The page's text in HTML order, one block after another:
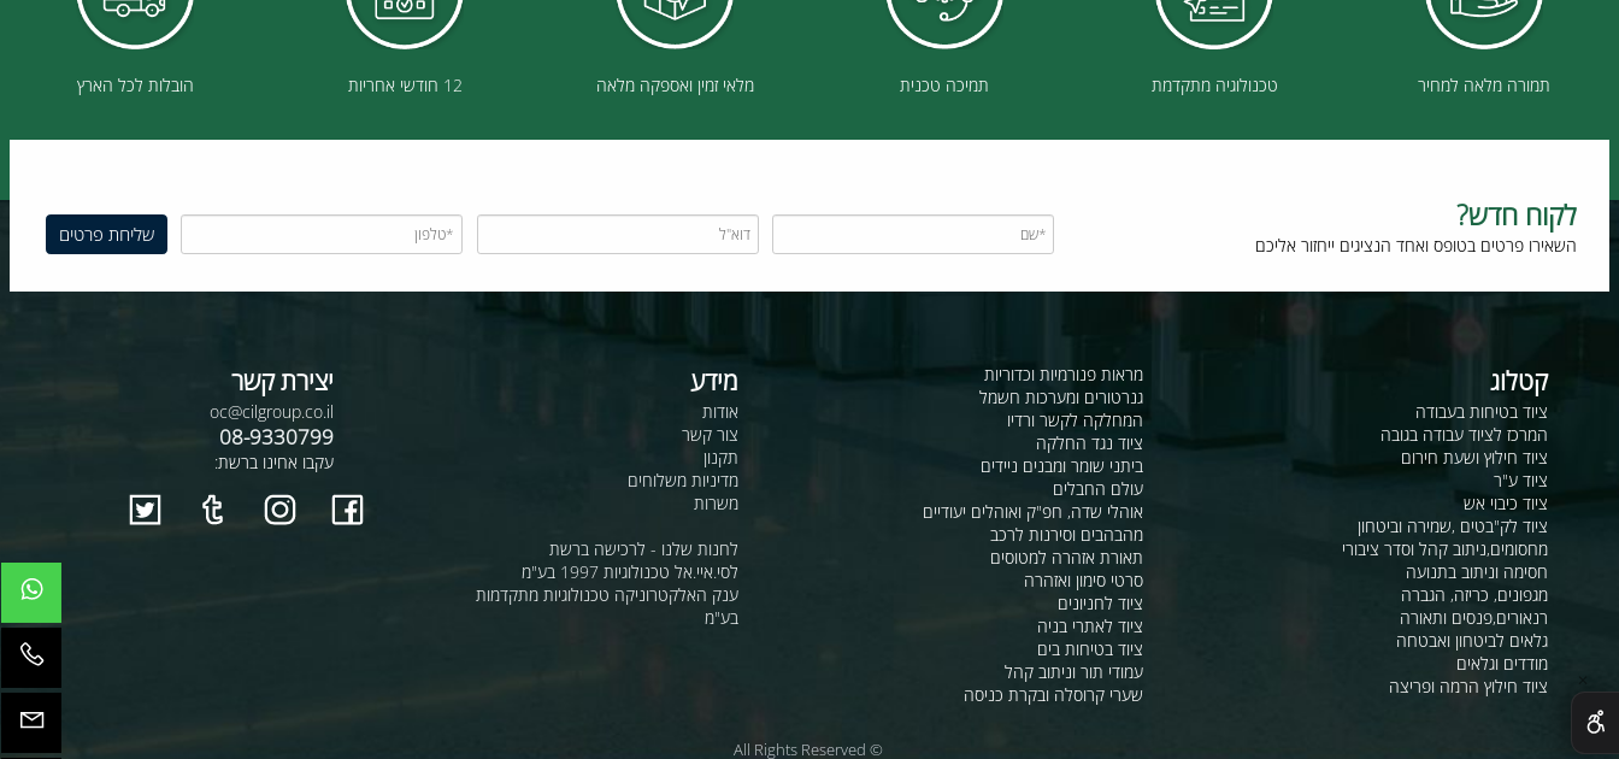
חדש?
ציוד בטיחות בעבודה
המרכז לציוד עבודה בגובה
ציוד חילוץ ושעת חירום
ציוד כיבוי אש
ציוד לק"בטים ,שמירה וביטחון
מחסומים,ניתוב קהל וסדר ציבורי
חסימה וניתוב בתנועה
מגפונים, כריזה, הגברה
רנאורים,פנסים ותאורה
גלאים לביטחון ואבטחה
מראות פנורמיות וכדוריות
גנרטורים ומערכות חשמל
המחלקה לקשר ורדיו
ציוד נגד החלקה
ביתני שומר ומבנים ניידים
עולם החבלים
אוהלי שדה, חפ"ק ואוהלים יעודיים
מהבהבים וסירנות לרכב
תאורת אזהרה למטוסים
סרטי סימון ואזהרה
ציוד לחניונים
מידע
אודות
תקנון
מדיניות משלוחים
משרות
יצירת קשר
oc@cilgroup.co.il
08-9330799